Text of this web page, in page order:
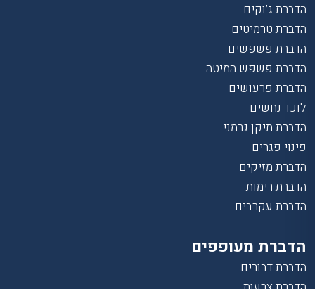
הדברת ג’וקים
הדברת טרמיטים
הדברת פשפשים
הדברת פשפש המיטה
הדברת פרעושים
לוכד נחשים
הדברת תיקן גרמני
פינוי פגרים
הדברת מזיקים
הדברת רימות
הדברת עקרבים
הדברת מעופפים
הדברת דבורים